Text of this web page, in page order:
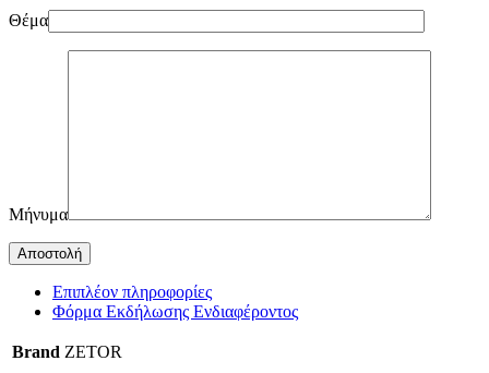
Θέμα
Μήνυμα
Επιπλέον πληροφορίες
Φόρμα Εκδήλωσης Ενδιαφέροντος
Brand ZETOR